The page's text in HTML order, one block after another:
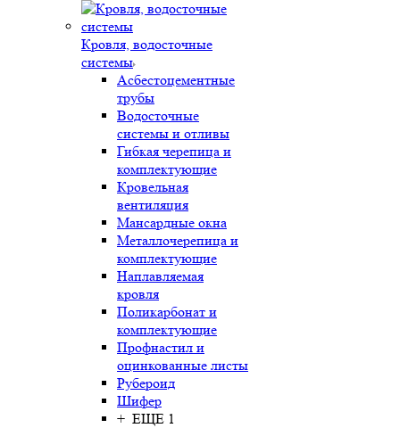
Кровля, водосточные
системы
Асбестоцементные
трубы
Водосточные
системы и отливы
Гибкая черепица и
комплектующие
Кровельная
вентиляция
Мансардные окна
Металлочерепица и
комплектующие
Наплавляемая
кровля
Поликарбонат и
комплектующие
Профнастил и
оцинкованные листы
Рубероид
Шифер
+ ЕЩЕ 1